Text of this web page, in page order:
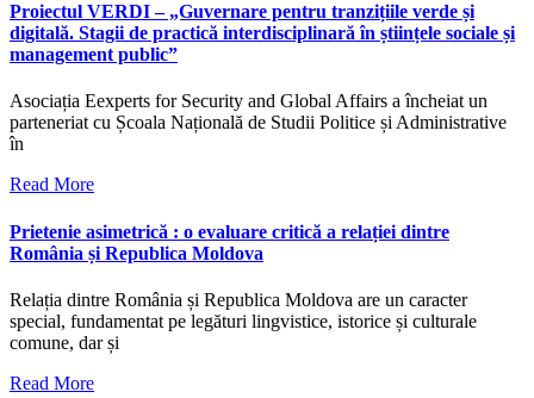
Proiectul VERDI – „Guvernare pentru tranzițiile verde și
digitală. Stagii de practică interdisciplinară în științele sociale și
management public”
Asociația Eexperts for Security and Global Affairs a încheiat un
parteneriat cu Școala Națională de Studii Politice și Administrative
în
Read More
Prietenie asimetrică : o evaluare critică a relației dintre
România și Republica Moldova
Relația dintre România și Republica Moldova are un caracter
special, fundamentat pe legături lingvistice, istorice și culturale
comune, dar și
Read More